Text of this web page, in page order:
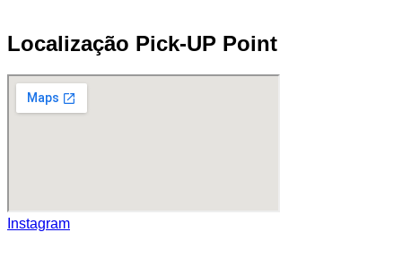
Localização Pick-UP Point
Instagram